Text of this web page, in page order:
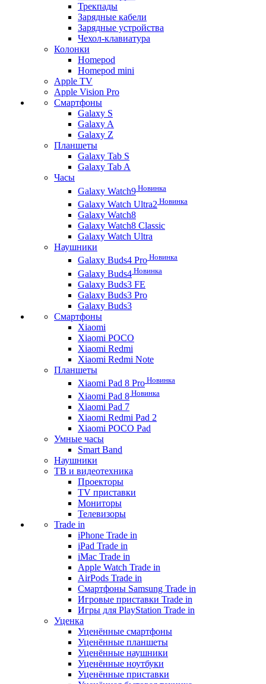
Трекпады
Зарядные кабели
Зарядные устройства
Чехол-клавиатура
Колонки
Homepod
Homepod mini
Apple TV
Apple Vision Pro
Смартфоны
Galaxy S
Galaxy A
Galaxy Z
Планшеты
Galaxy Tab S
Galaxy Tab A
Часы
Galaxy Watch9 Новинка
Galaxy Watch Ultra2 Новинка
Galaxy Watch8
Galaxy Watch8 Classic
Galaxy Watch Ultra
Наушники
Galaxy Buds4 Pro Новинка
Galaxy Buds4 Новинка
Galaxy Buds3 FE
Galaxy Buds3 Pro
Galaxy Buds3
Смартфоны
Xiaomi
Xiaomi POCO
Xiaomi Redmi
Xiaomi Redmi Note
Планшеты
Xiaomi Pad 8 Pro Новинка
Xiaomi Pad 8 Новинка
Xiaomi Pad 7
Xiaomi Redmi Pad 2
Xiaomi POCO Pad
Умные часы
Smart Band
Наушники
ТВ и видеотехника
Проекторы
TV приставки
Мониторы
Телевизоры
Trade in
iPhone Trade in
iPad Trade in
iMac Trade in
Apple Watch Trade in
AirPods Trade in
Смартфоны Samsung Trade in
Игровые приставки Trade in
Игры для PlayStation Trade in
Уценка
Уценённые смартфоны
Уценённые планшеты
Уценённые наушники
Уценённые ноутбуки
Уценённые приставки